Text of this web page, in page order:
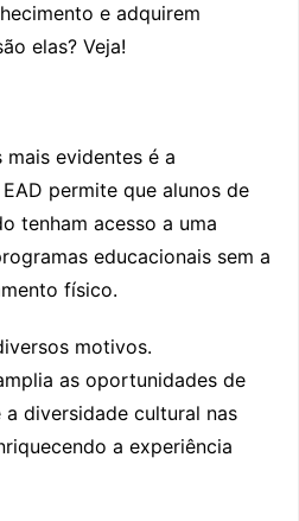
e adquirem
elas? Veja!
evidentes é a
permite que alunos de
tenham acesso a uma
educacionais sem a
físico.
motivos.
as oportunidades de
diversidade cultural nas
a experiência